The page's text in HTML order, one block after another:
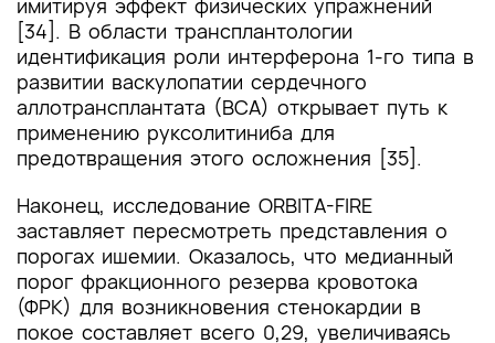
имитируя эффект физических упражнений
[34]. В области трансплантологии
идентификация роли интерферона 1-го типа в
развитии васкулопатии сердечного
аллотрансплантата (ВСА) открывает путь к
применению руксолитиниба для
предотвращения этого осложнения [35].
Наконец, исследование ORBITA-FIRE
заставляет пересмотреть представления о
порогах ишемии. Оказалось, что медианный
порог фракционного резерва кровотока
(ФРК) для возникновения стенокардии в
покое составляет всего 0,29, увеличиваясь